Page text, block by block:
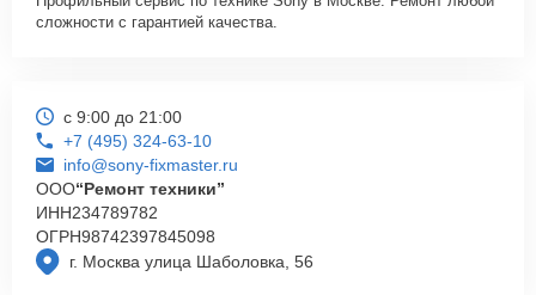
сложности с гарантией качества.
г. Москва улица Шаболовка, 56
с 9:00 до 21:00
+7 (495) 324-63-10
info@sony-fixmaster.ru
ООО“Ремонт техники”
ИНН234789782
ОГРН98742397845098